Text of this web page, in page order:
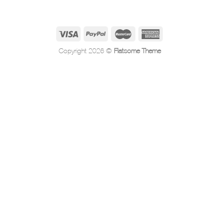
Copyright 2026 © Flatsome Theme